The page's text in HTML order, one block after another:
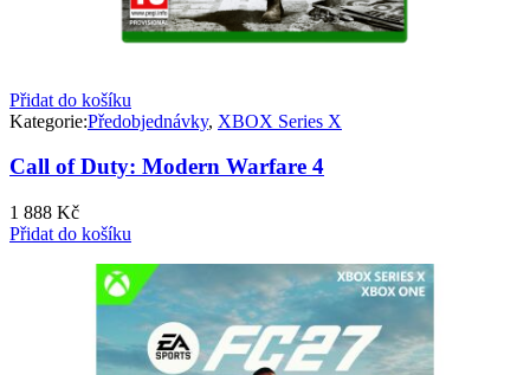
Přidat do košíku
Kategorie:Předobjednávky, XBOX Series X
Call of Duty: Modern Warfare 4
1 888 Kč
Přidat do košíku